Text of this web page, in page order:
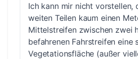
Ich kann mir nicht vorstellen,
weiten Teilen kaum einen
Mittelstreifen zwischen zwei
befahrenen Fahrstreifen eine
Vegetationsfläche (außer